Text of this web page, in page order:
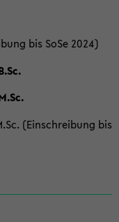
bis SoSe 2024)
(Einschreibung bis